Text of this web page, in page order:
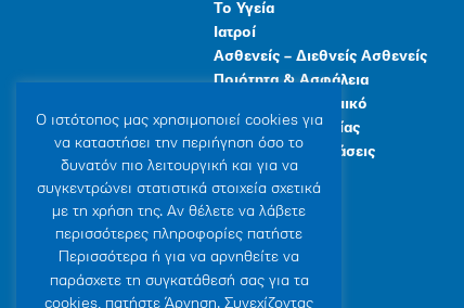
Το Υγεία
Ιατροί
Ασθενείς – Διεθνείς Ασθενείς
Ποιότητα & Ασφάλεια
Ανθρώπινο Δυναμικό
Προγράμματα Υγείας
Γενικές Εγκαταστάσεις
Ο ιστότοπoς μας χρησιμοποιεί cookies για
να καταστήσει την περιήγηση όσο το
δυνατόν πιο λειτουργική και για να
συγκεντρώνει στατιστικά στοιχεία σχετικά
με τη χρήση της. Αν θέλετε να λάβετε
περισσότερες πληροφορίες πατήστε
Περισσότερα ή για να αρνηθείτε να
παράσχετε τη συγκατάθεσή σας για τα
cookies, πατήστε Άρνηση. Συνεχίζοντας